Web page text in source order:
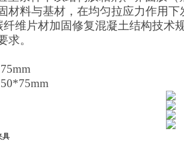
材料与基材，在均匀拉应力作用
纤维片材加固修复混凝土结构技术
求。
具